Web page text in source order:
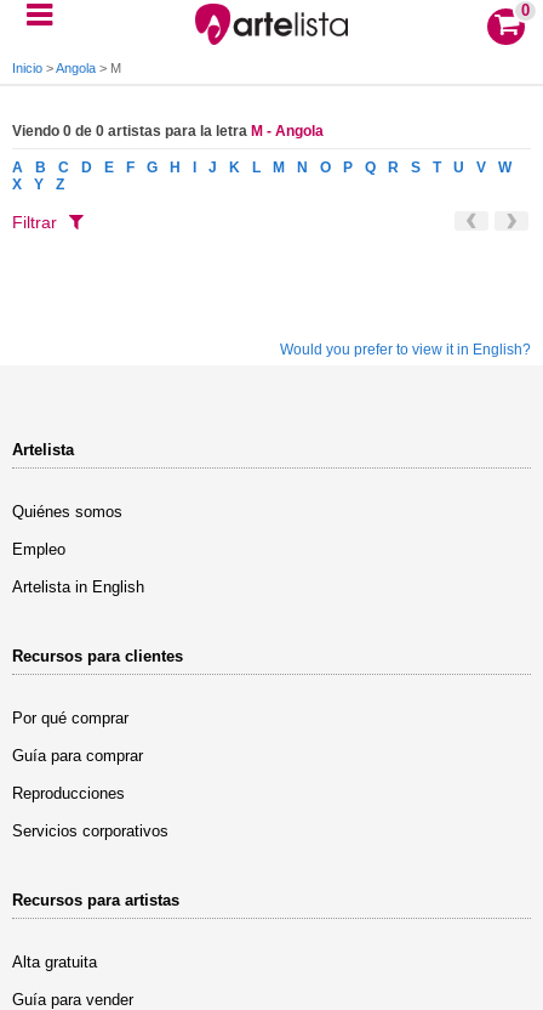
0
Inicio >Angola > M
Viendo 0 de 0 artistas para la letra M - Angola
A B C D E F G H J K L M N O P Q R S T U V
W
X
Y Z
Filtrar
Would you prefer to view it in English?
Artelista
Quiénes somos
Empleo
Artelista in English
Recursos para clientes
Por qué comprar
Guía para comprar
Reproducciones
Servicios corporativos
Recursos para artistas
Alta gratuita
Guía para vender